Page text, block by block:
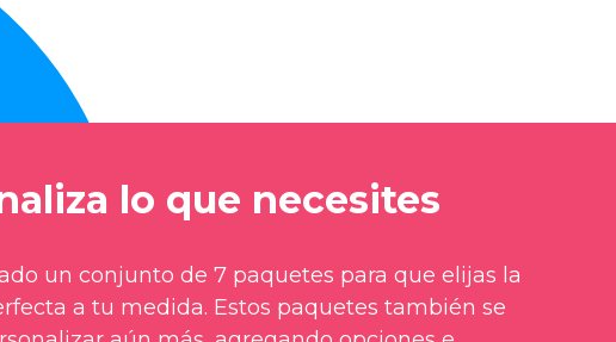
lo que necesites
un conjunto de 7 paquetes para que elijas la
a tu medida. Estos paquetes también se